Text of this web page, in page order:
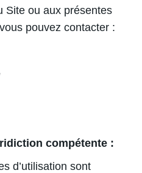
Site ou aux présentes
pouvez contacter :
compétente :
d’utilisation sont